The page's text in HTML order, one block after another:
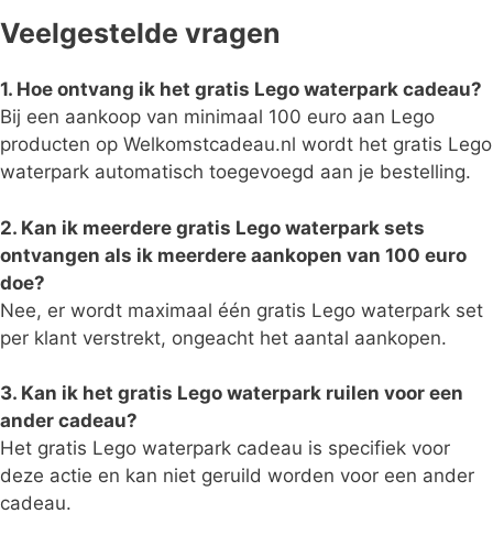
Veelgestelde vragen
1. Hoe ontvang ik het gratis Lego waterpark cadeau?
Bij een aankoop van minimaal 100 euro aan Lego
producten op Welkomstcadeau.nl wordt het gratis Lego
waterpark automatisch toegevoegd aan je bestelling.
2. Kan ik meerdere gratis Lego waterpark sets
ontvangen als ik meerdere aankopen van 100 euro
doe?
Nee, er wordt maximaal één gratis Lego waterpark set
per klant verstrekt, ongeacht het aantal aankopen.
3. Kan ik het gratis Lego waterpark ruilen voor een
ander cadeau?
Het gratis Lego waterpark cadeau is specifiek voor
deze actie en kan niet geruild worden voor een ander
cadeau.